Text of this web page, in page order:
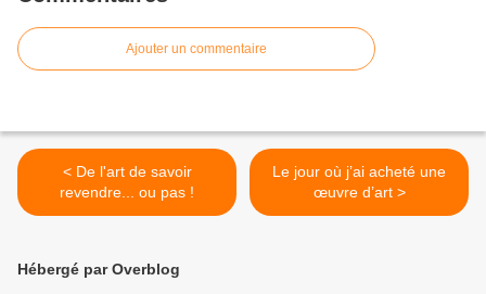
Ajouter un commentaire
< De l'art de savoir
revendre... ou pas !
Le jour où j’ai acheté une
œuvre d’art >
Hébergé par Overblog